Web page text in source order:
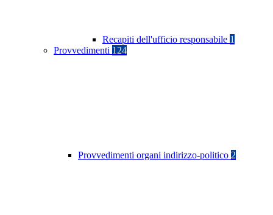
Recapiti dell'ufficio responsabile 1
Provvedimenti 124
Provvedimenti organi indirizzo-politico 2